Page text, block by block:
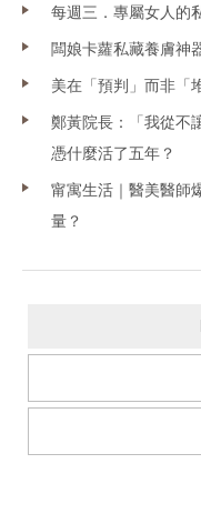
每週三．專屬女人的
闆娘卡蘿私藏養膚神
美在「預判」而非「
鄭黃院長：「我從不
憑什麼活了五年？
甯寓生活｜醫美醫師
量？